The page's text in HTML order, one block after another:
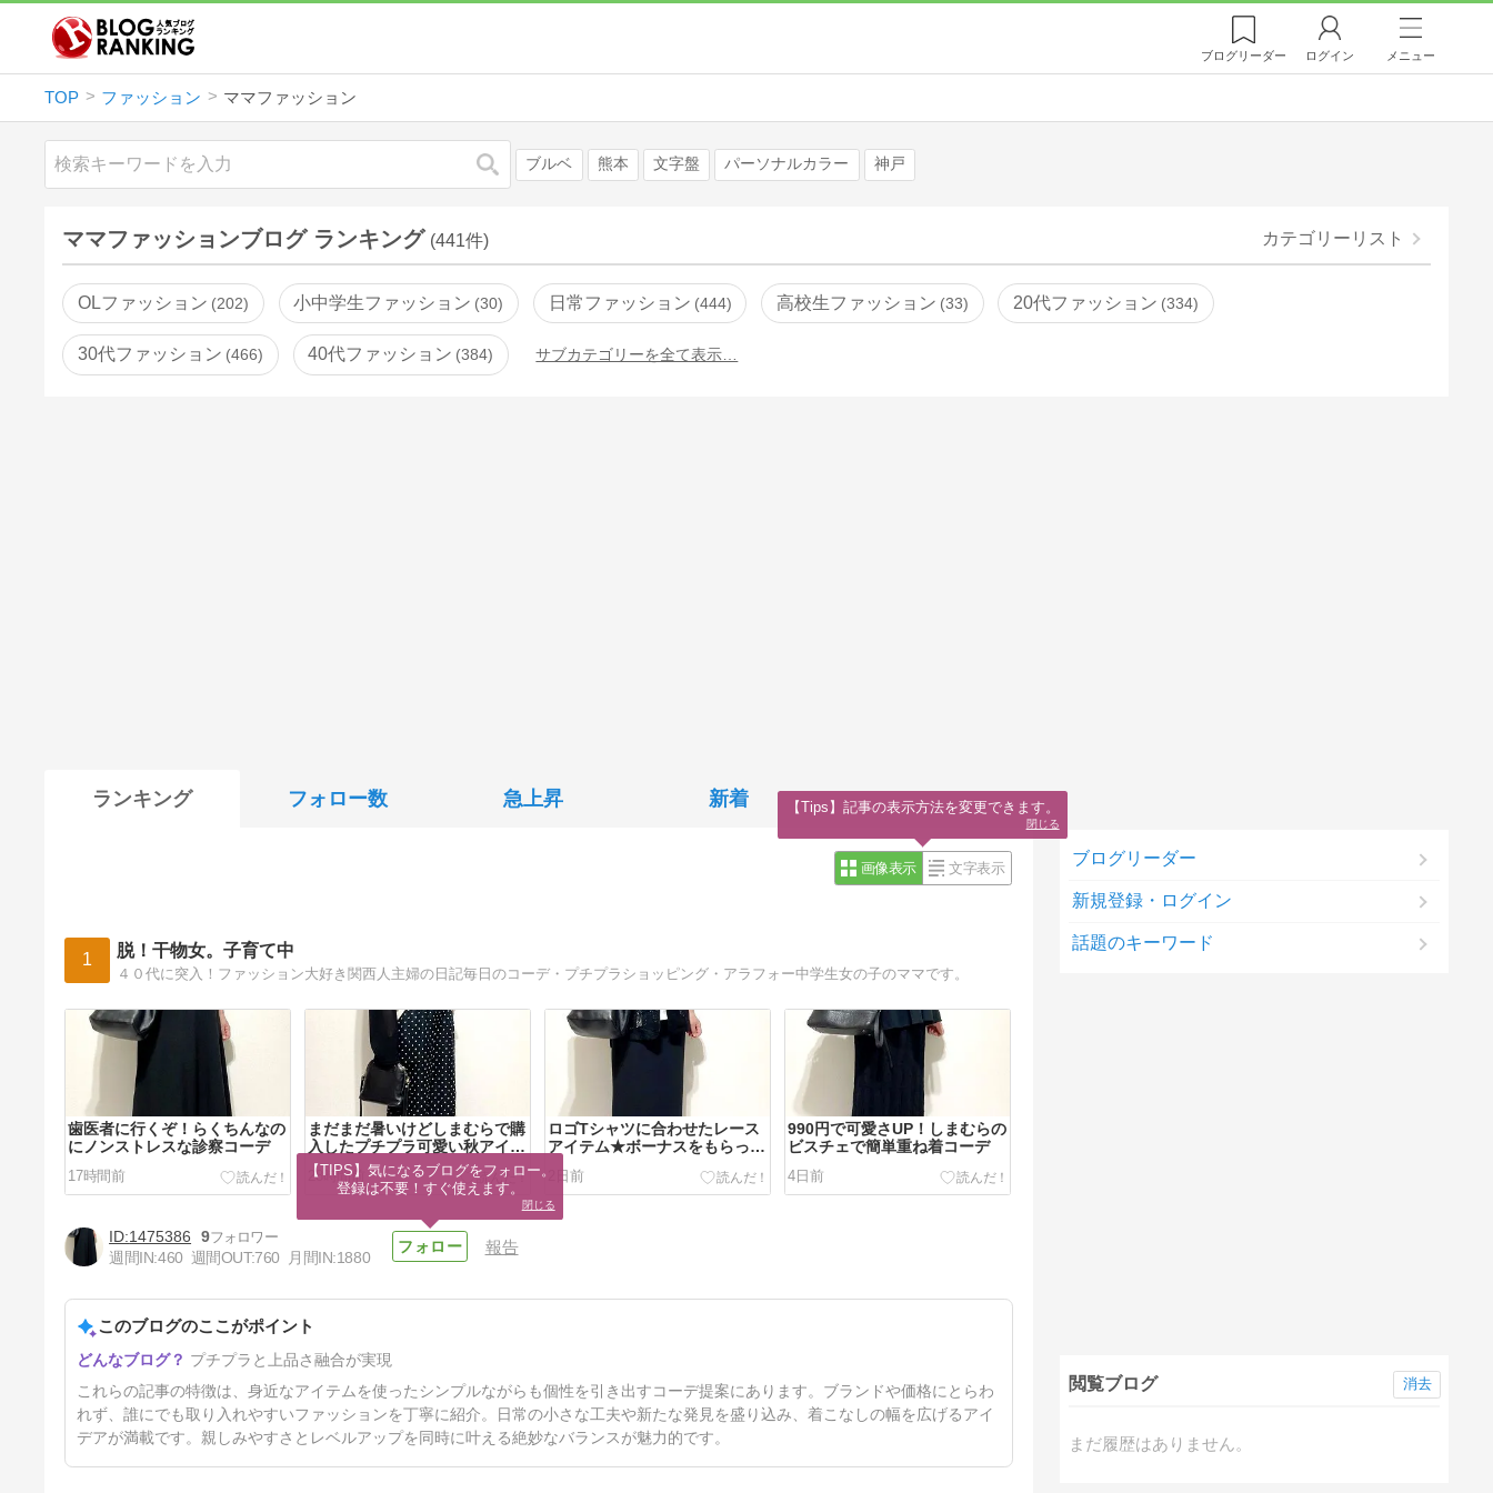
ブログリーダー ログイン メニュー
TOP ファッション ママファッション
検索 ブルベ 熊本 文字盤 パーソナルカラー 神戸
ママファッションブログ ランキング (441件) カテゴリーリスト
OLファッション 202 小中学生ファッション 30 日常ファッション 444 高校生ファッション 33 20代ファッション 334
30代ファッション 466 40代ファッション 384 サブカテゴリーを全て表示…
ランキング フォロー数 急上昇 新着
画像表示 文字表示
1 脱！干物女。子育て中
４０代に突入！ファッション大好き関西人主婦の日記毎日のコーデ・プチプラショッピング・アラフォー中学生女の子のママです。
歯医者に行くぞ！らくちんなの
にノンストレスな診察コーデ
17時間前
まだまだ暑いけどしまむらで購
入したプチプラ可愛い秋アイテ
ム
28時間前
ロゴTシャツに合わせたレース
アイテム★ボーナスをもらって
2日前
990円で可愛さUP！しまむらの
ビスチェで簡単重ね着コーデ
4日前
カジュアルになり過ぎないよう
にしなきゃ！アラフィフデニム
5日前
1475386
9
週間IN:460 週間OUT:760 月間IN:1880
報告
このブログのここがポイント
プチプラと上品さ融合が実現
これらの記事の特徴は、身近なアイテムを使ったシンプルながらも個性を引き出すコーデ提案にあります。ブランドや価格にとらわ
れず、誰にでも取り入れやすいファッションを丁寧に紹介。日常の小さな工夫や新たな発見を盛り込み、着こなしの幅を広げるアイ
デアが満載です。親しみやすさとレベルアップを同時に叶える絶妙なバランスが魅力的です。
ブログリーダー
新規登録・ログイン
話題のキーワード
閲覧ブログ
まだ履歴はありません。
消去
【TIPS】気になるブログをフォロー。
登録は不要！すぐ使えます。
閉じる
【Tips】記事の表示方法を変更できます。
閉じる